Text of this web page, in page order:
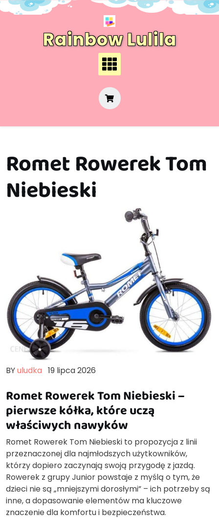
Skip
Rainbow Lulila
Romet Rowerek Tom
Niebieski
BYuludka 19 lipca 2026
Romet Rowerek Tom Niebieski –
pierwsze kółka, które uczą
właściwych nawyków
Romet Rowerek Tom Niebieski to propozycja z linii
przeznaczonej dla najmłodszych użytkowników,
którzy dopiero zaczynają swoją przygodę z jazdą.
Rowerek z grupy Junior powstaje z myślą o tym, że
dzieci nie są „mniejszymi dorosłymi” – ich potrzeby są
inne, a dopasowanie elementów ma kluczowe
znaczenie dla komfortu i bezpieczeństwa.